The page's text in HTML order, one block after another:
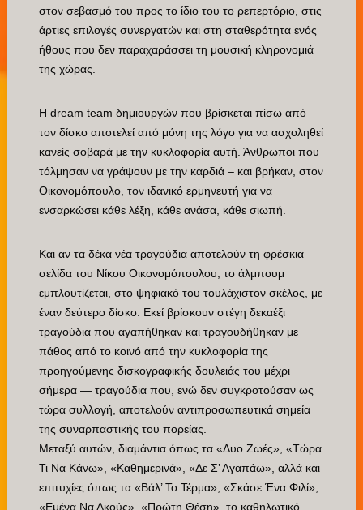
στον σεβασμό του προς το ίδιο του το ρεπερτόριο, στις
άρτιες επιλογές συνεργατών και στη σταθερότητα ενός
ήθους που δεν παραχαράσσει τη μουσική κληρονομιά
της χώρας.
Η dream team δημιουργών που βρίσκεται πίσω από
τον δίσκο αποτελεί από μόνη της λόγο για να ασχοληθεί
κανείς σοβαρά με την κυκλοφορία αυτή. Άνθρωποι που
τόλμησαν να γράψουν με την καρδιά – και βρήκαν, στον
Οικονομόπουλο, τον ιδανικό ερμηνευτή για να
ενσαρκώσει κάθε λέξη, κάθε ανάσα, κάθε σιωπή.
Και αν τα δέκα νέα τραγούδια αποτελούν τη φρέσκια
σελίδα του Νίκου Οικονομόπουλου, το άλμπουμ
εμπλουτίζεται, στο ψηφιακό του τουλάχιστον σκέλος, με
έναν δεύτερο δίσκο. Εκεί βρίσκουν στέγη δεκαέξι
τραγούδια που αγαπήθηκαν και τραγουδήθηκαν με
πάθος από το κοινό από την κυκλοφορία της
προηγούμενης δισκογραφικής δουλειάς του μέχρι
σήμερα — τραγούδια που, ενώ δεν συγκροτούσαν ως
τώρα συλλογή, αποτελούν αντιπροσωπευτικά σημεία
της συναρπαστικής του πορείας.
Μεταξύ αυτών, διαμάντια όπως τα «Δυο Ζωές», «Τώρα
Τι Να Κάνω», «Καθημερινά», «Δε Σ’ Αγαπάω», αλλά και
επιτυχίες όπως τα «Βάλ’ Το Τέρμα», «Σκάσε Ένα Φιλί»,
«Εμένα Να Ακούς», «Πρώτη Θέση», το καθηλωτικό